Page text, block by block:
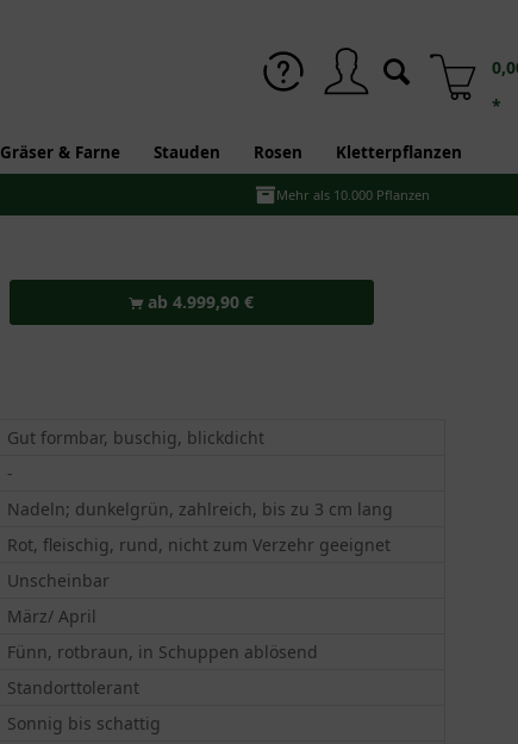
*
Gräser & Farne Stauden Rosen Kletterpflanzen
Mehr als 10.000 Pflanzen
ab 4.999,90 €
Gut formbar, buschig, blickdicht
-
Nadeln; dunkelgrün, zahlreich, bis zu 3 cm lang
Rot, fleischig, rund, nicht zum Verzehr geeignet
Unscheinbar
März/ April
Fünn, rotbraun, in Schuppen ablösend
Standorttolerant
Sonnig bis schattig